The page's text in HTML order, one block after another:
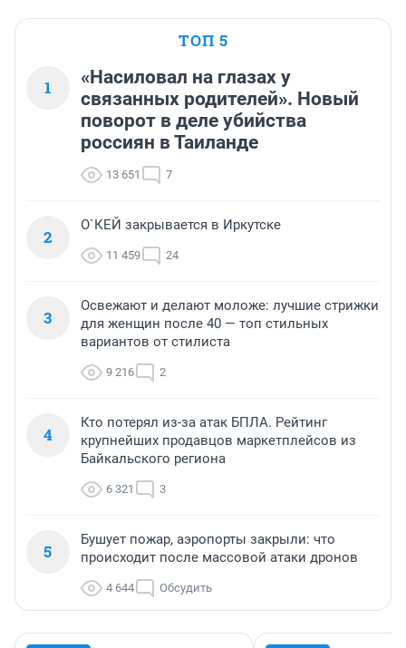
ТОП 5
1
«Насиловал на глазах у
связанных родителей». Новый
поворот в деле убийства
россиян в Таиланде
13 651 7
2
О`КЕЙ закрывается в Иркутске
11 459 24
3
Освежают и делают моложе: лучшие стрижки
для женщин после 40 — топ стильных
вариантов от стилиста
9 216 2
4
Кто потерял из-за атак БПЛА. Рейтинг
крупнейших продавцов маркетплейсов из
Байкальского региона
6 321 3
5
Бушует пожар, аэропорты закрыли: что
происходит после массовой атаки дронов
4 644 Обсудить